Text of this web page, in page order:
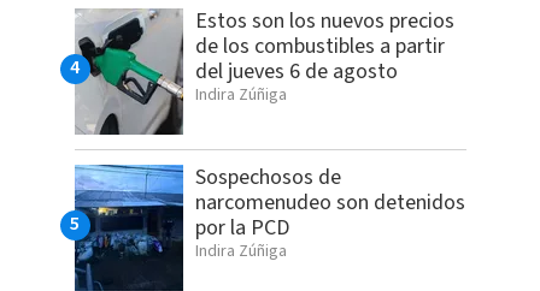
Estos son los nuevos precios
de los combustibles a partir
del jueves 6 de agosto
Indira Zúñiga
Sospechosos de
narcomenudeo son detenidos
por la PCD
Indira Zúñiga